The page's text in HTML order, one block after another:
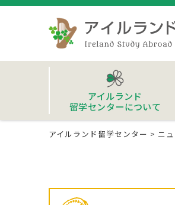
アイルランド
留学センターについて
アイルランド留学センター > ニ